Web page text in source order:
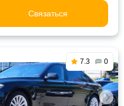
Связаться
7.3 0